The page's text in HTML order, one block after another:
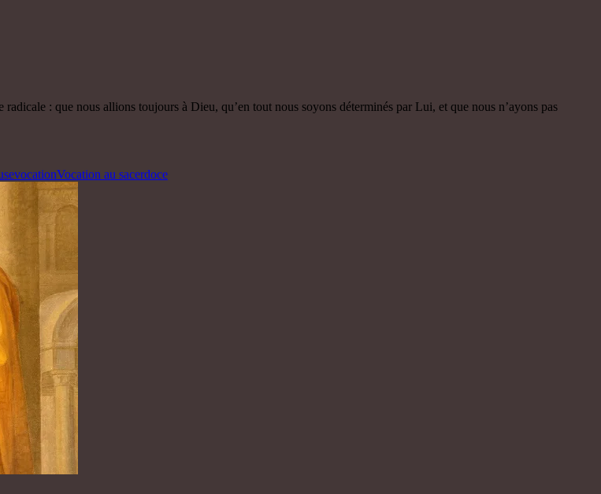
: que nous allions toujours à Dieu, qu’en tout nous soyons déterminés par Lui, et que nous n’ayons pas
vocationVocation au sacerdoce